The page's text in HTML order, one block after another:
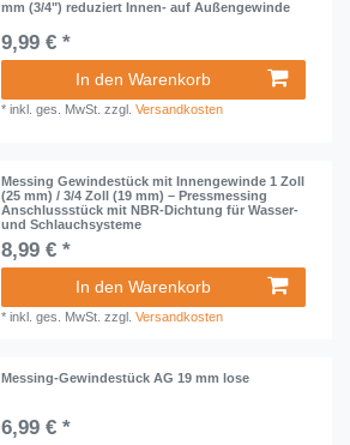
mm (3/4") reduziert Innen- auf Außengewinde
9,99 € *
In den Warenkorb
*inkl. ges. MwSt. zzgl.Versandkosten
Messing Gewindestück mit Innengewinde 1 Zoll
(25 mm) / 3/4 Zoll (19 mm) – Pressmessing
Anschlussstück mit NBR-Dichtung für Wasser-
und Schlauchsysteme
8,99 € *
In den Warenkorb
*inkl. ges. MwSt. zzgl.Versandkosten
Messing-Gewindestück AG 19 mm lose
6,99 € *